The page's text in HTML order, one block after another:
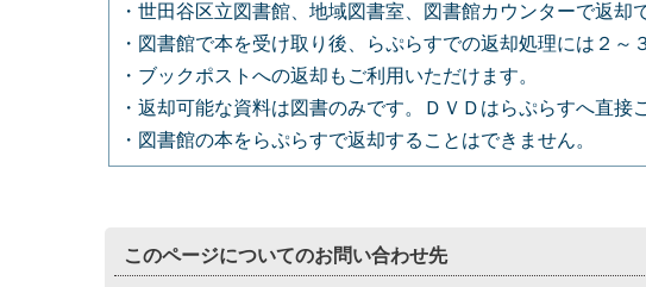
・世田谷区立図書館、地域図書室、図書館カウンターで返却
・図書館で本を受け取り後、らぷらすでの返却処理には２
・ブックポストへの返却もご利用いただけます。
・返却可能な資料は図書のみです。ＤＶＤはらぷらすへ直接
・図書館の本をらぷらすで返却することはできません。
このページについてのお問い合わせ先